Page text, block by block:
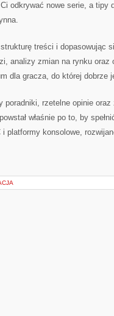
odkrywać nowe serie, a tipy
treści i dopasowując
analizy zmian na rynku oraz
dla gracza, do której dobrze
rzetelne opinie oraz
właśnie po to, by
platformy konsolowe,